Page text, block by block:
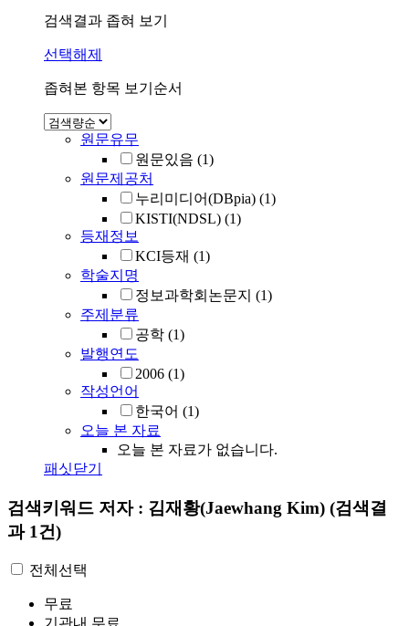
검색결과 좁혀 보기
선택해제
좁혀본 항목 보기순서
원문유무
원문있음 (1)
원문제공처
누리미디어(DBpia) (1)
KISTI(NDSL) (1)
등재정보
KCI등재 (1)
학술지명
정보과학회논문지 (1)
주제분류
공학 (1)
발행연도
2006 (1)
작성언어
한국어 (1)
오늘 본 자료
오늘 본 자료가 없습니다.
패싯닫기
검색키워드 저자 : 김재황(Jaewhang Kim) (검색결
과 1건)
전체선택
무료